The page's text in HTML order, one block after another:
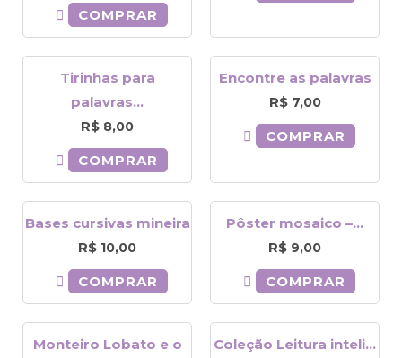
COMPRAR
Tirinhas para
palavras...
R$ 8,00
COMPRAR
Encontre as palavras
R$7,00
COMPRAR
Bases cursivas mineira
R$ 10,00
COMPRAR
Pôster mosaico –...
R$ 9,00
COMPRAR
Monteiro Lobato e o
Coleção Leitura inteli...